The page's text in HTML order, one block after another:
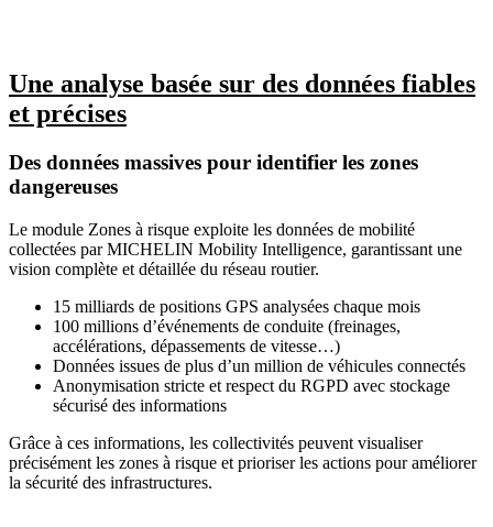
Une analyse basée sur des données fiables
et précises
Des données massives pour identifier les zones
dangereuses
Le module Zones à risque exploite les données de mobilité
collectées par MICHELIN Mobility Intelligence, garantissant une
vision complète et détaillée du réseau routier.
15 milliards de positions GPS analysées chaque mois
100 millions d’événements de conduite (freinages,
accélérations, dépassements de vitesse…)
Données issues de plus d’un million de véhicules connectés
Anonymisation stricte et respect du RGPD avec stockage
sécurisé des informations
Grâce à ces informations, les collectivités peuvent visualiser
précisément les zones à risque et prioriser les actions pour améliorer
la sécurité des infrastructures.